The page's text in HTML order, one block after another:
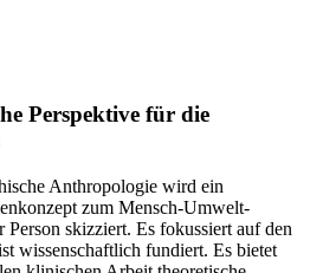
Perspektive für die
Anthropologie wird ein
zum Mensch-Umwelt-
skizziert. Es fokussiert auf den
wissenschaftlich fundiert. Es bietet